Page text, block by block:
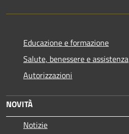
Educazione e formazione
Salute, benessere e assistenza
Autorizzazioni
NOVITÀ
Notizie